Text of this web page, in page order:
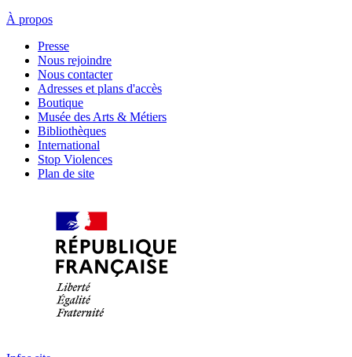
À propos
Presse
Nous rejoindre
Nous contacter
Adresses et plans d'accès
Boutique
Musée des Arts & Métiers
Bibliothèques
International
Stop Violences
Plan de site